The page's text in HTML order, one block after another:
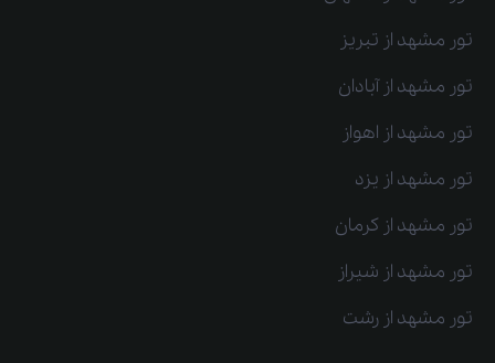
تور مشهد از تبریز
تور مشهد از آبادان
تور مشهد از اهواز
تور مشهد از یزد
تور مشهد از کرمان
تور مشهد از شیراز
تور مشهد از رشت